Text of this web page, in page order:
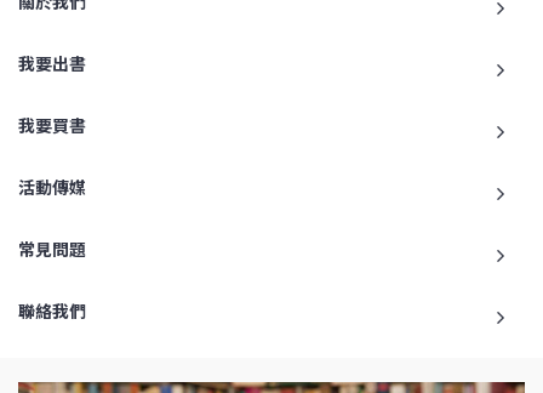
我要出書
我要買書
活動傳媒
常見問題
聯絡我們